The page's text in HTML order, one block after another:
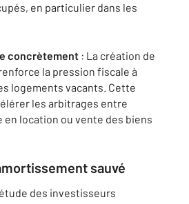
en particulier dans les
concrètement : La création de
la pression fiscale à
logements vacants. Cette
les arbitrages entre
en location ou vente des biens
sauvé
des investisseurs